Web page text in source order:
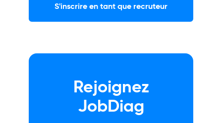
S'inscrire en tant que recruteur
Rejoignez
JobDiag